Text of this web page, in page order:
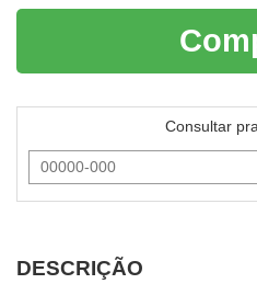
Consultar
DESCRIÇÃO